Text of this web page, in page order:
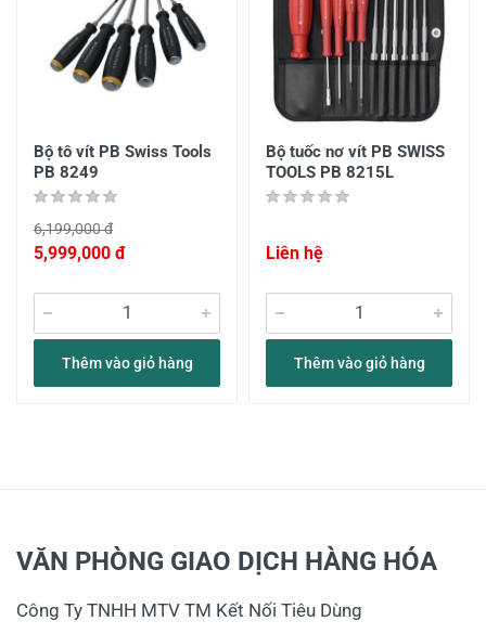
Bộ tô vít PB Swiss Tools
PB 8249
6,199,000 đ
5,999,000 đ
Thêm vào giỏ hàng
Bộ tuốc nơ vít PB SWISS
TOOLS PB 8215L
Liên hệ
Thêm vào giỏ hàng
VĂN PHÒNG GIAO DỊCH HÀNG HÓA
Công Ty TNHH MTV TM Kết Nối Tiêu Dùng